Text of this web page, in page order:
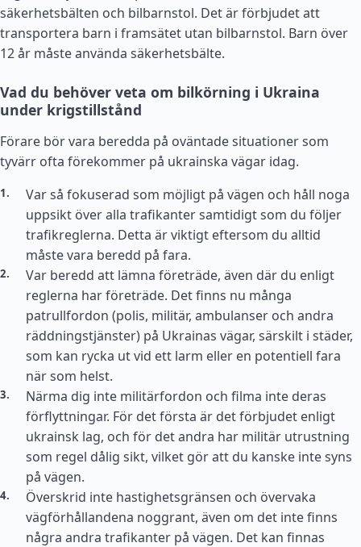
säkerhetsbälten och bilbarnstol. Det är förbjudet att
transportera barn i framsätet utan bilbarnstol. Barn över
12 år måste använda säkerhetsbälte.
Vad du behöver veta om bilkörning i Ukraina
under krigstillstånd
Förare bör vara beredda på oväntade situationer som
tyvärr ofta förekommer på ukrainska vägar idag.
Var så fokuserad som möjligt på vägen och håll noga
uppsikt över alla trafikanter samtidigt som du följer
trafikreglerna. Detta är viktigt eftersom du alltid
måste vara beredd på fara.
Var beredd att lämna företräde, även där du enligt
reglerna har företräde. Det finns nu många
patrullfordon (polis, militär, ambulanser och andra
räddningstjänster) på Ukrainas vägar, särskilt i städer,
som kan rycka ut vid ett larm eller en potentiell fara
när som helst.
Närma dig inte militärfordon och filma inte deras
förflyttningar. För det första är det förbjudet enligt
ukrainsk lag, och för det andra har militär utrustning
som regel dålig sikt, vilket gör att du kanske inte syns
på vägen.
Överskrid inte hastighetsgränsen och övervaka
vägförhållandena noggrant, även om det inte finns
några andra trafikanter på vägen. Det kan finnas